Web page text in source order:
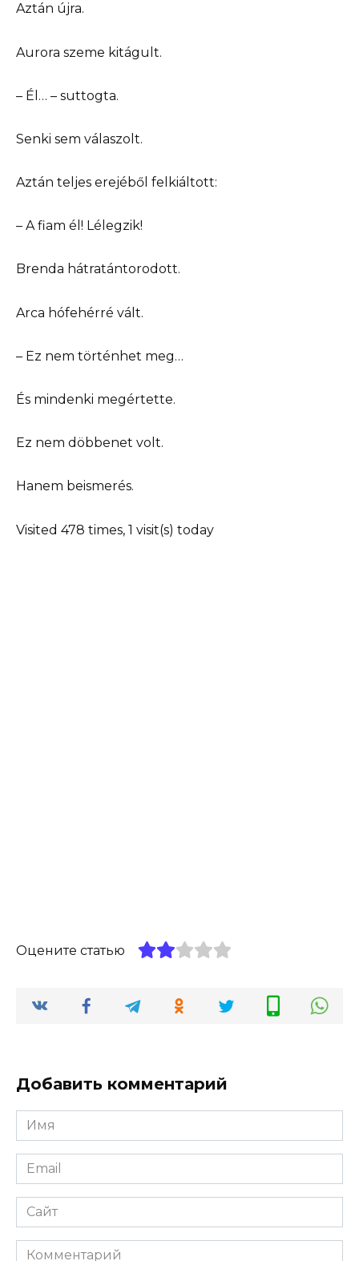
Aztán újra.
Aurora szeme kitágult.
– Él… – suttogta.
Senki sem válaszolt.
Aztán teljes erejéből felkiáltott:
– A fiam él! Lélegzik!
Brenda hátratántorodott.
Arca hófehérré vált.
– Ez nem történhet meg…
És mindenki megértette.
Ez nem döbbenet volt.
Hanem beismerés.
Visited 478 times, 1 visit(s) today
Оцените статью
Добавить комментарий
Имя
*
Email
*
Сайт
Комментарий